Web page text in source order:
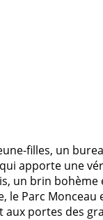
filles, un
apporte une
un brin bohème
Parc Monceau
portes des